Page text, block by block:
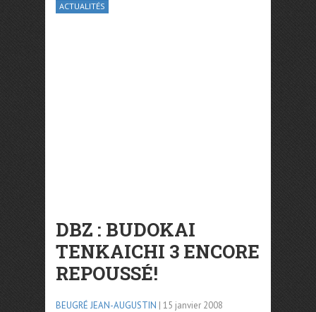
ACTUALITÉS
DBZ : BUDOKAI
TENKAICHI 3 ENCORE
REPOUSSÉ!
BEUGRÉ JEAN-AUGUSTIN | 15 janvier 2008